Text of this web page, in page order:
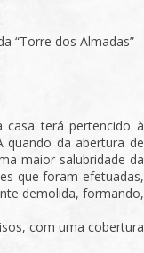
“Torre dos Almadas”
casa terá pertencido à
quando da abertura de
maior salubridade da
que foram efetuadas,
demolida, formando,
com uma cobertura